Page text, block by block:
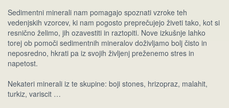
Sedimentni minerali nam pomagajo spoznati vzroke teh
vedenjskih vzorcev, ki nam pogosto preprečujejo živeti tako, kot si
resnično želimo, jih ozavestiti in raztopiti. Nove izkušnje lahko
torej ob pomoči sedimentnih mineralov doživljamo bolj čisto in
neposredno, hkrati pa iz svojih življenj preženemo stres in
napetost.
Nekateri minerali iz te skupine: boji stones, hrizopraz, malahit,
turkiz, variscit …